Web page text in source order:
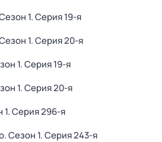
1. Серия 19-я
1. Серия 20-я
1. Серия 19-я
1. Серия 20-я
1. Серия 296-я
. Сезон 1. Серия 243-я